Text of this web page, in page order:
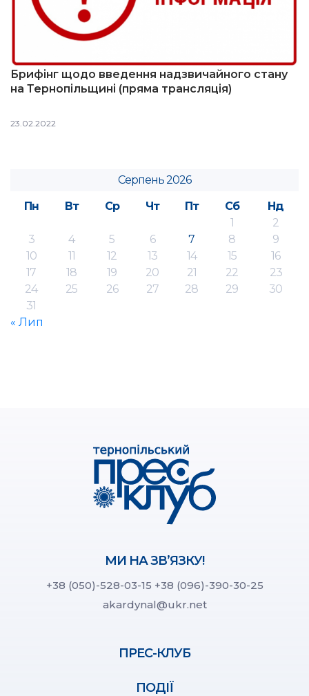
Брифінг щодо введення надзвичайного стану
на Тернопільщині (пряма трансляція)
23.02.2022
Серпень 2026
Пн
Вт Ср Чт Пт Сб
Нд
1
2
3
4 5 6 7 8
9
10
11 12 13 14 15
16
17
18 19 20 21 22
23
24
25 26 27 28 29
30
31
« Лип
МИ НА ЗВ’ЯЗКУ!
+38 (050)-528-03-15 +38 (096)-390-30-25
akardynal@ukr.net
ПРЕС-КЛУБ
ПОДІЇ